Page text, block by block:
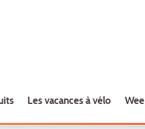
Les vacances à vélo